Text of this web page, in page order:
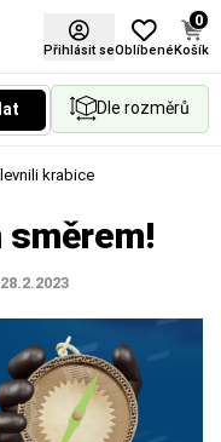
Přihlásit seOblíbené
0
Košík
Dle rozměrů
krabice
směrem!
28.2.2023